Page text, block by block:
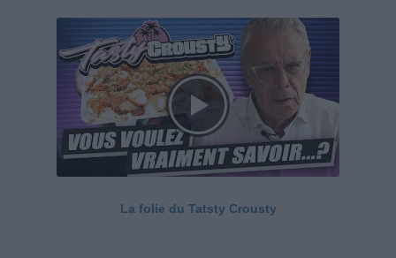
La folie du Tatsty Crousty